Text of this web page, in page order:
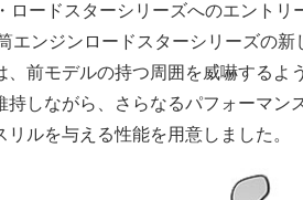
ロードスターシリーズへのエントリ
エンジンロードスターシリーズの新
前モデルの持つ周囲を威嚇するよ
しながら、さらなるパフォーマン
ルを与える性能を用意しました。